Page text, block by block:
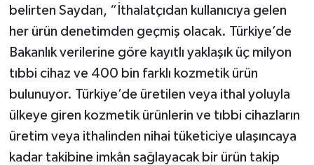
belirten Saydan, “İthalatçıdan kullanıcıya gelen
her ürün denetimden geçmiş olacak. Türkiye’de
Bakanlık verilerine göre kayıtlı yaklaşık üç milyon
tıbbi cihaz ve 400 bin farklı kozmetik ürün
bulunuyor. Türkiye’de üretilen veya ithal yoluyla
ülkeye giren kozmetik ürünlerin ve tıbbi cihazların
üretim veya ithalinden nihai tüketiciye ulaşıncaya
kadar takibine imkân sağlayacak bir ürün takip